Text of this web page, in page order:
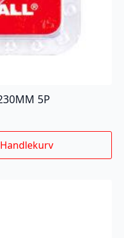
5P